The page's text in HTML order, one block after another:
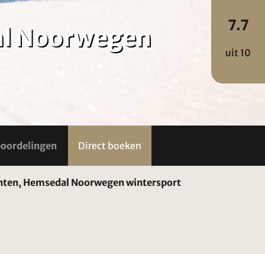
7.7
uit 10
Noorwegen
Direct boeken
Hemsedal Noorwegen wintersport